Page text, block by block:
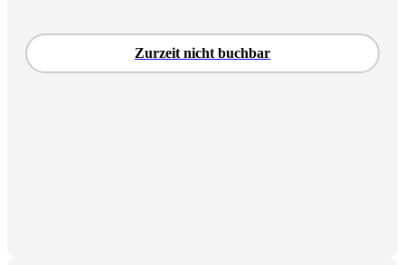
Zurzeit nicht buchbar